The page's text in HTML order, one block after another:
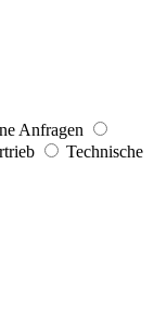
Anfragen
Technische